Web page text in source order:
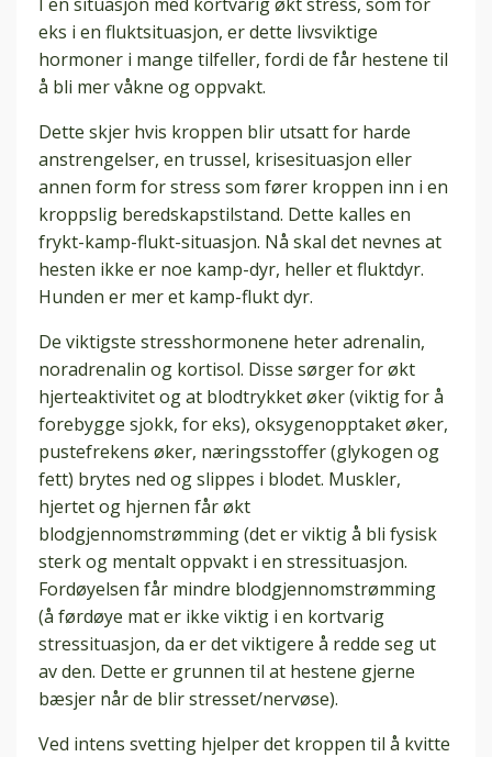
eks i en fluktsituasjon, er dette livsviktige
hormoner i mange tilfeller, fordi de får hestene til
å bli mer våkne og oppvakt.
Dette skjer hvis kroppen blir utsatt for harde
anstrengelser, en trussel, krisesituasjon eller
annen form for stress som fører kroppen inn i en
kroppslig beredskapstilstand. Dette kalles en
frykt-kamp-flukt-situasjon. Nå skal det nevnes at
hesten ikke er noe kamp-dyr, heller et fluktdyr.
Hunden er mer et kamp-flukt dyr.
De viktigste stresshormonene heter adrenalin,
noradrenalin og kortisol. Disse sørger for økt
hjerteaktivitet og at blodtrykket øker (viktig for å
forebygge sjokk, for eks), oksygenopptaket øker,
pustefrekens øker, næringsstoffer (glykogen og
fett) brytes ned og slippes i blodet. Muskler,
hjertet og hjernen får økt
blodgjennomstrømming (det er viktig å bli fysisk
sterk og mentalt oppvakt i en stressituasjon.
Fordøyelsen får mindre blodgjennomstrømming
(å førdøye mat er ikke viktig i en kortvarig
stressituasjon, da er det viktigere å redde seg ut
av den. Dette er grunnen til at hestene gjerne
bæsjer når de blir stresset/nervøse).
Ved intens svetting hjelper det kroppen til å kvitte